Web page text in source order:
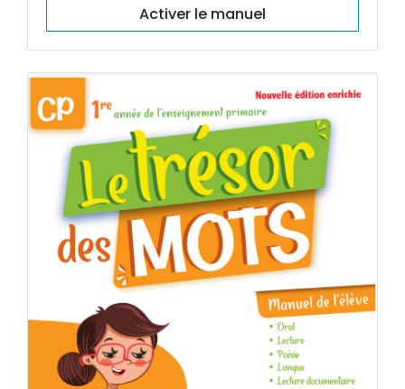
Activer le manuel